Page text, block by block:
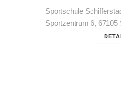
Sportschule
Sportzentrum 6, 67105